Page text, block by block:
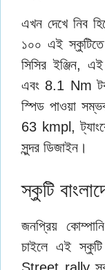
এখন দেখে নিব
১০০ এই স্কুটিতে
সিসির ইঞ্জিন,
এবং 8.1 Nm
স্পিড পাওয়া
63 kmpl,
সুন্দর ডিজাইন।
স্কুটি
জনপ্রিয়
চাইলে এই